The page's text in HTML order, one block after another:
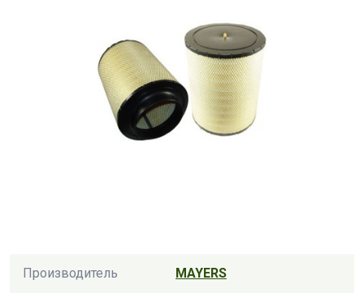
Производитель MAYERS